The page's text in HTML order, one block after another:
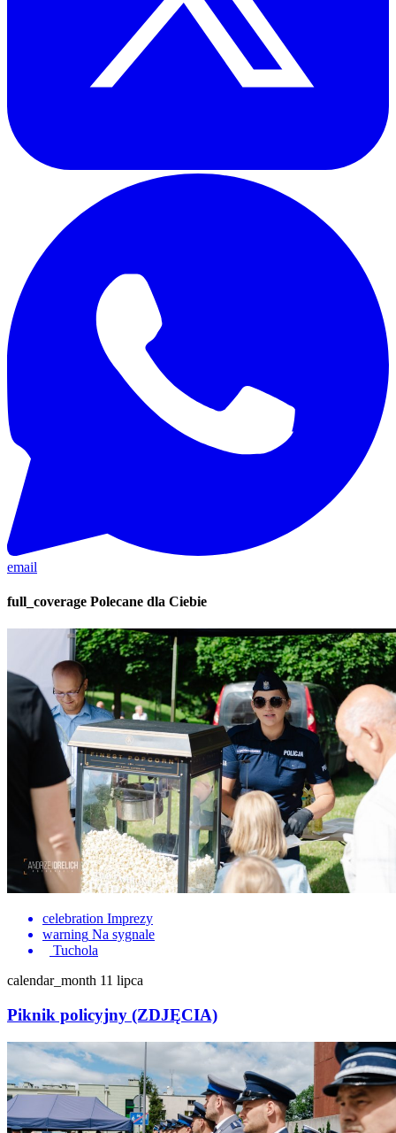
email
full_coverage Polecane dla Ciebie
celebration Imprezy
warning Na sygnale
Tuchola
calendar_month 11 lipca
Piknik policyjny (ZDJĘCIA)